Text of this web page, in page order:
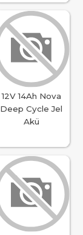
12V 14Ah Nova
Deep Cycle Jel
Akü